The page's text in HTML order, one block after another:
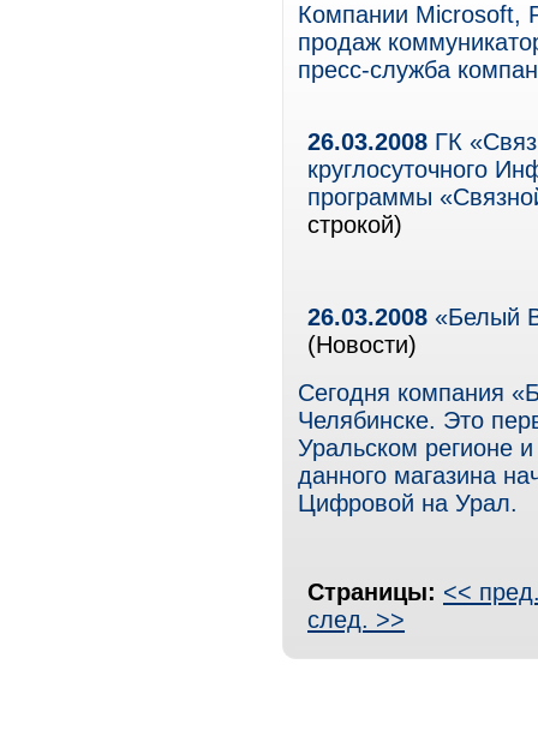
Компании Microsoft,
продаж
пресс-служба
26.03.2008 ГК
круглосуточного
программы
строкой)
26.03.2008 «Белый
(Новости)
Сегодня компания
Челябинске. Это
Уральском регионе
данного магазина
Цифровой на Урал.
Страницы: <<
след. >>